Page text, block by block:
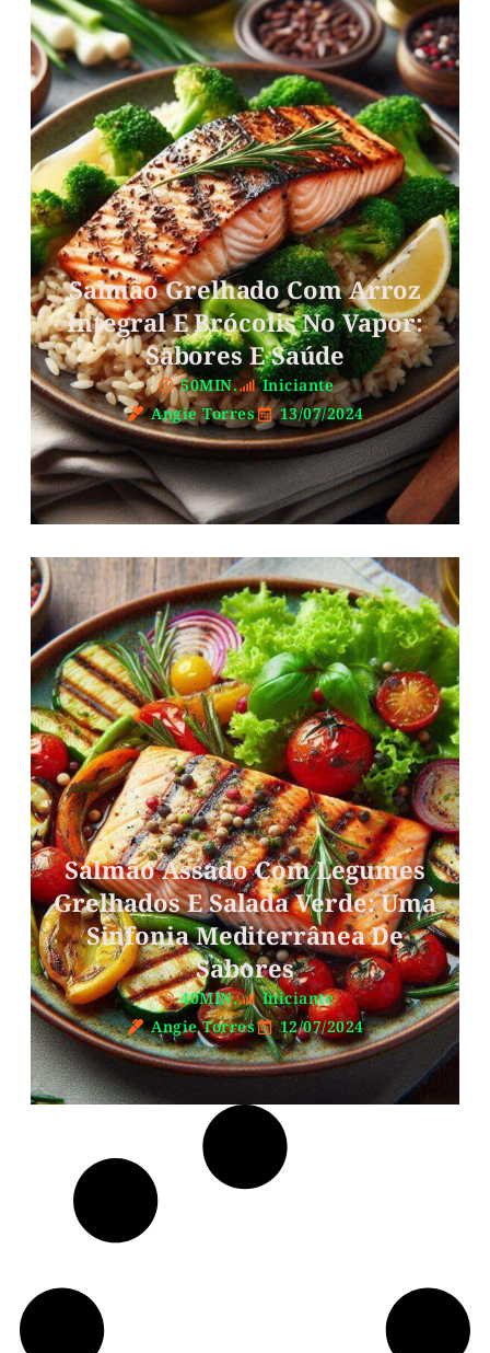
Salmão Grelhado Com Arroz
Integral E Brócolis No Vapor:
Sabores E Saúde
50MIN.
Iniciante
Angie Torres
13/07/2024
Salmão Assado Com Legumes
Grelhados E Salada Verde: Uma
Sinfonia Mediterrânea De
Sabores
40MIN.
Iniciante
Angie Torres
12/07/2024